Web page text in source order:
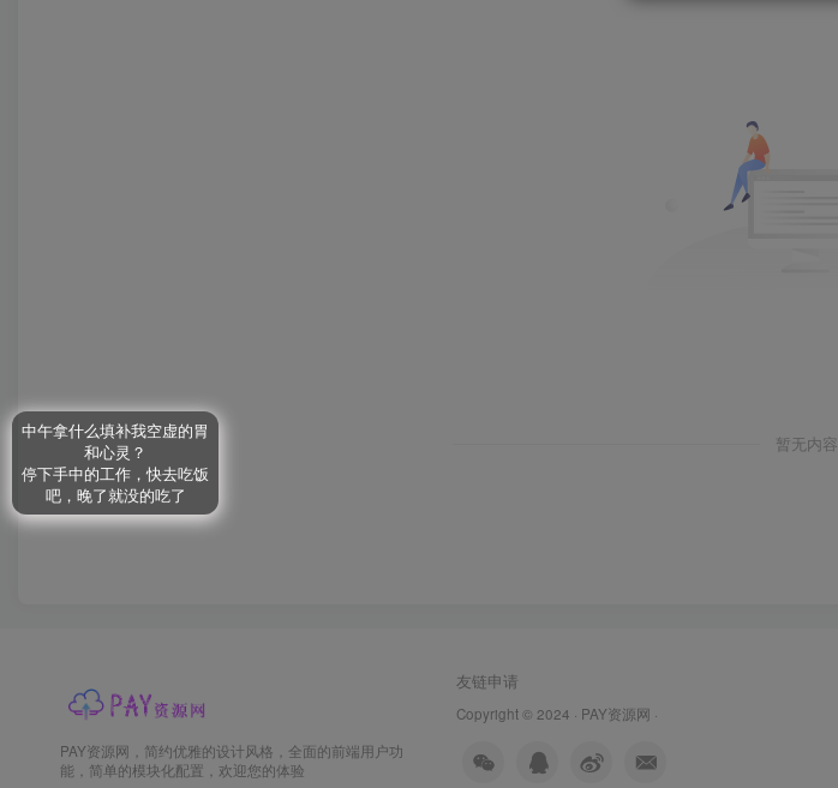
暂无内容
PAY资源网，简约优雅的设计风格，全面的前端用户功
能，简单的模块化配置，欢迎您的体验
友链申请
Copyright © 2024 · PAY资源网 ·
中午拿什么填补我空虚的胃
和心灵？
停下手中的工作，快去吃饭
吧，晚了就没的吃了